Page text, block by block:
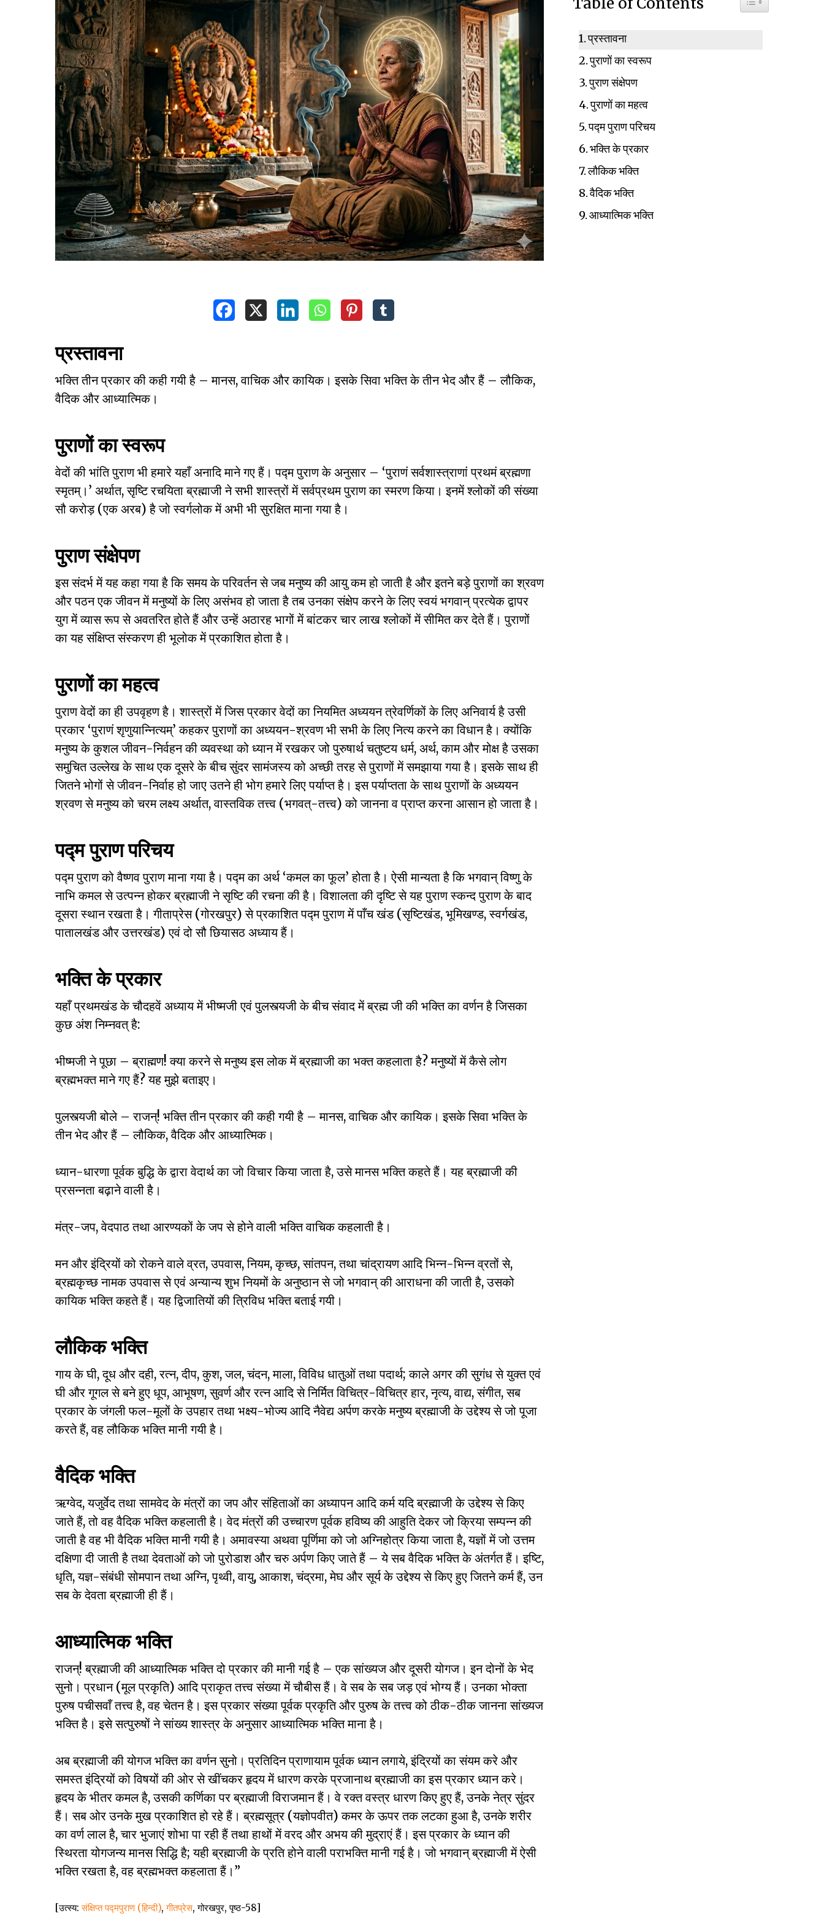
Hit enter to search or ESC to close
प्रस्तावना
भक्ति तीन प्रकार की कही गयी है – मानस, वाचिक और कायिक। इसके सिवा भक्ति के तीन भेद और हैं – लौकिक,
वैदिक और आध्यात्मिक।
पुराणों का स्वरूप
वेदों की भांति पुराण भी हमारे यहाँ अनादि माने गए हैं। पद्म पुराण के अनुसार – ‘पुराणं सर्वशास्त्राणां प्रथमं ब्रह्मणा
स्मृतम्।’ अर्थात, सृष्टि रचयिता ब्रह्माजी ने सभी शास्त्रों में सर्वप्रथम पुराण का स्मरण किया। इनमें श्लोकों की संख्या
सौ करोड़ (एक अरब) है जो स्वर्गलोक में अभी भी सुरक्षित माना गया है।
पुराण संक्षेपण
इस संदर्भ में यह कहा गया है कि समय के परिवर्तन से जब मनुष्य की आयु कम हो जाती है और इतने बड़े पुराणों का श्रवण
और पठन एक जीवन में मनुष्यों के लिए असंभव हो जाता है तब उनका संक्षेप करने के लिए स्वयं भगवान् प्रत्येक द्वापर
युग में व्यास रूप से अवतरित होते हैं और उन्हें अठारह भागों में बांटकर चार लाख श्लोकों में सीमित कर देते हैं। पुराणों
का यह संक्षिप्त संस्करण ही भूलोक में प्रकाशित होता है।
पुराणों का महत्व
पुराण वेदों का ही उपवृहण है। शास्त्रों में जिस प्रकार वेदों का नियमित अध्ययन त्रेवर्णिकों के लिए अनिवार्य है उसी
प्रकार ‘पुराणं शृणुयान्नित्यम्’ कहकर पुराणों का अध्ययन-श्रवण भी सभी के लिए नित्य करने का विधान है। क्योंकि
मनुष्य के कुशल जीवन-निर्वहन की व्यवस्था को ध्यान में रखकर जो पुरुषार्थ चतुष्टय धर्म, अर्थ, काम और मोक्ष है उसका
समुचित उल्लेख के साथ एक दूसरे के बीच सुंदर सामंजस्य को अच्छी तरह से पुराणों में समझाया गया है। इसके साथ ही
जितने भोगों से जीवन-निर्वाह हो जाए उतने ही भोग हमारे लिए पर्याप्त है। इस पर्याप्तता के साथ पुराणों के अध्ययन
श्रवण से मनुष्य को चरम लक्ष्य अर्थात, वास्तविक तत्त्व (भगवत्-तत्त्व) को जानना व प्राप्त करना आसान हो जाता है।
पद्म पुराण परिचय
पद्म पुराण को वैष्णव पुराण माना गया है। पद्म का अर्थ ‘कमल का फूल’ होता है। ऐसी मान्यता है कि भगवान् विष्णु के
नाभि कमल से उत्पन्न होकर ब्रह्माजी ने सृष्टि की रचना की है। विशालता की दृष्टि से यह पुराण स्कन्द पुराण के बाद
दूसरा स्थान रखता है। गीताप्रेस (गोरखपुर) से प्रकाशित पद्म पुराण में पाँच खंड (सृष्टिखंड, भूमिखण्ड, स्वर्गखंड,
पातालखंड और उत्तरखंड) एवं दो सौ छियासठ अध्याय हैं।
भक्ति के प्रकार
यहाँ प्रथमखंड के चौदहवें अध्याय में भीष्मजी एवं पुलस्त्यजी के बीच संवाद में ब्रह्म जी की भक्ति का वर्णन है जिसका
कुछ अंश निम्नवत् है:
भीष्मजी ने पूछा – ब्राह्मण! क्या करने से मनुष्य इस लोक में ब्रह्माजी का भक्त कहलाता है? मनुष्यों में कैसे लोग
ब्रह्मभक्त माने गए हैं? यह मुझे बताइए।
पुलस्त्यजी बोले – राजन्! भक्ति तीन प्रकार की कही गयी है – मानस, वाचिक और कायिक। इसके सिवा भक्ति के
तीन भेद और हैं – लौकिक, वैदिक और आध्यात्मिक।
ध्यान-धारणा पूर्वक बुद्धि के द्वारा वेदार्थ का जो विचार किया जाता है, उसे मानस भक्ति कहते हैं। यह ब्रह्माजी की
प्रसन्नता बढ़ाने वाली है।
मंत्र-जप, वेदपाठ तथा आरण्यकों के जप से होने वाली भक्ति वाचिक कहलाती है।
मन और इंद्रियों को रोकने वाले व्रत, उपवास, नियम, कृच्छ, सांतपन, तथा चांद्रायण आदि भिन्न-भिन्न व्रतों से,
ब्रह्मकृच्छ नामक उपवास से एवं अन्यान्य शुभ नियमों के अनुष्ठान से जो भगवान् की आराधना की जाती है, उसको
कायिक भक्ति कहते हैं। यह द्विजातियों की त्रिविध भक्ति बताई गयी।
लौकिक भक्ति
गाय के घी, दूध और दही, रत्न, दीप, कुश, जल, चंदन, माला, विविध धातुओं तथा पदार्थ; काले अगर की सुगंध से युक्त एवं
घी और गूगल से बने हुए धूप, आभूषण, सुवर्ण और रत्न आदि से निर्मित विचित्र-विचित्र हार, नृत्य, वाद्य, संगीत, सब
प्रकार के जंगली फल-मूलों के उपहार तथा भक्ष्य-भोज्य आदि नैवेद्य अर्पण करके मनुष्य ब्रह्माजी के उद्देश्य से जो पूजा
करते हैं, वह लौकिक भक्ति मानी गयी है।
वैदिक भक्ति
ऋग्वेद, यजुर्वेद तथा सामवेद के मंत्रों का जप और संहिताओं का अध्यापन आदि कर्म यदि ब्रह्माजी के उद्देश्य से किए
जाते हैं, तो वह वैदिक भक्ति कहलाती है। वेद मंत्रों की उच्चारण पूर्वक हविष्य की आहुति देकर जो क्रिया सम्पन्न की
जाती है वह भी वैदिक भक्ति मानी गयी है। अमावस्या अथवा पूर्णिमा को जो अग्निहोत्र किया जाता है, यज्ञों में जो उत्तम
दक्षिणा दी जाती है तथा देवताओं को जो पुरोडाश और चरु अर्पण किए जाते हैं – ये सब वैदिक भक्ति के अंतर्गत हैं। इष्टि,
धृति, यज्ञ-संबंधी सोमपान तथा अग्नि, पृथ्वी, वायु, आकाश, चंद्रमा, मेघ और सूर्य के उद्देश्य से किए हुए जितने कर्म हैं, उन
सब के देवता ब्रह्माजी ही हैं।
आध्यात्मिक भक्ति
राजन्! ब्रह्माजी की आध्यात्मिक भक्ति दो प्रकार की मानी गई है – एक सांख्यज और दूसरी योगज। इन दोनों के भेद
सुनो। प्रधान (मूल प्रकृति) आदि प्राकृत तत्त्व संख्या में चौबीस हैं। वे सब के सब जड़ एवं भोग्य हैं। उनका भोक्ता
पुरुष पचीसवाँ तत्त्व है, वह चेतन है। इस प्रकार संख्या पूर्वक प्रकृति और पुरुष के तत्त्व को ठीक-ठीक जानना सांख्यज
भक्ति है। इसे सत्पुरुषों ने सांख्य शास्त्र के अनुसार आध्यात्मिक भक्ति माना है।
अब ब्रह्माजी की योगज भक्ति का वर्णन सुनो। प्रतिदिन प्राणायाम पूर्वक ध्यान लगाये, इंद्रियों का संयम करे और
समस्त इंद्रियों को विषयों की ओर से खींचकर हृदय में धारण करके प्रजानाथ ब्रह्माजी का इस प्रकार ध्यान करे।
हृदय के भीतर कमल है, उसकी कर्णिका पर ब्रह्माजी विराजमान हैं। वे रक्त वस्त्र धारण किए हुए हैं, उनके नेत्र सुंदर
हैं। सब ओर उनके मुख प्रकाशित हो रहे हैं। ब्रह्मसूत्र (यज्ञोपवीत) कमर के ऊपर तक लटका हुआ है, उनके शरीर
का वर्ण लाल है, चार भुजाएं शोभा पा रही हैं तथा हाथों में वरद और अभय की मुद्राएं हैं। इस प्रकार के ध्यान की
स्थिरता योगजन्य मानस सिद्धि है; यही ब्रह्माजी के प्रति होने वाली पराभक्ति मानी गई है। जो भगवान् ब्रह्माजी में ऐसी
भक्ति रखता है, वह ब्रह्मभक्त कहलाता हैं।”
[उत्स्य:संक्षिप्त पद्मपुराण (हिन्दी),गीतप्रेस, गोरखपुर, पृष्ठ-58]
प्रस्तावना
पुराणों का स्वरूप
पुराण संक्षेपण
पुराणों का महत्व
पद्म पुराण परिचय
भक्ति के प्रकार
लौकिक भक्ति
वैदिक भक्ति
आध्यात्मिक भक्ति